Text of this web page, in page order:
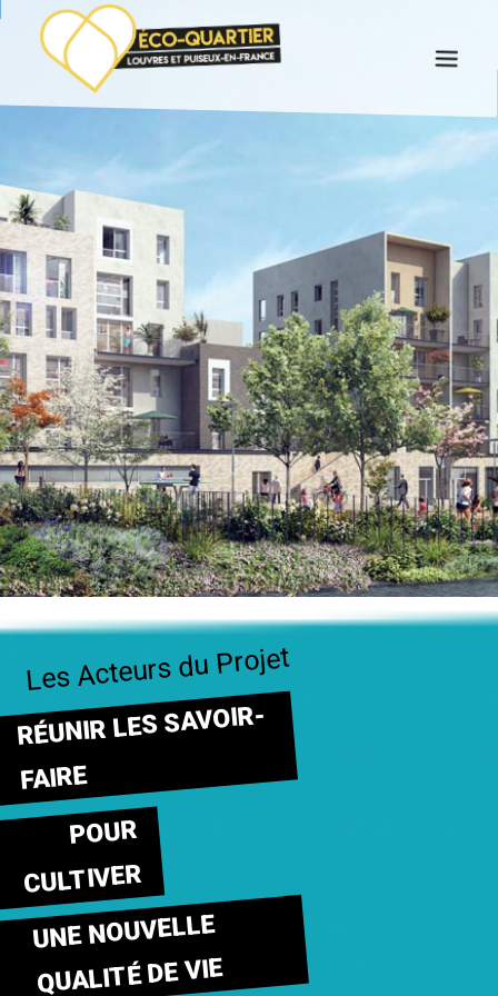
VILLES ET LOCALISATION
ÉCO-QUARTIER
LES 3 QUARTIERS
LES RÉSIDENCES
ACTUALITÉS
Les Acteurs du Projet
RÉUNIR LES SAVOIR-
FAIRE
POUR
CULTIVER
UNE NOUVELLE
QUALITÉ DE VIE